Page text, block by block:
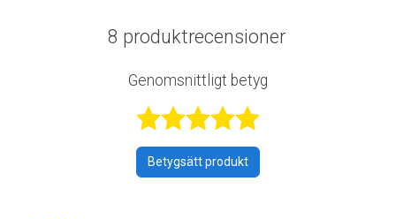
8 produktrecensioner
Genomsnittligt betyg
Betygsatt 4,8
Betygsätt produkt